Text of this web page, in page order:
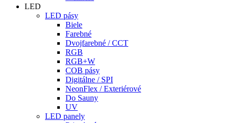
LED
LED pásy
Biele
Farebné
Dvojfarebné / CCT
RGB
RGB+W
COB pásy
Digitálne / SPI
NeonFlex / Exteriérové
Do Sauny
UV
LED panely